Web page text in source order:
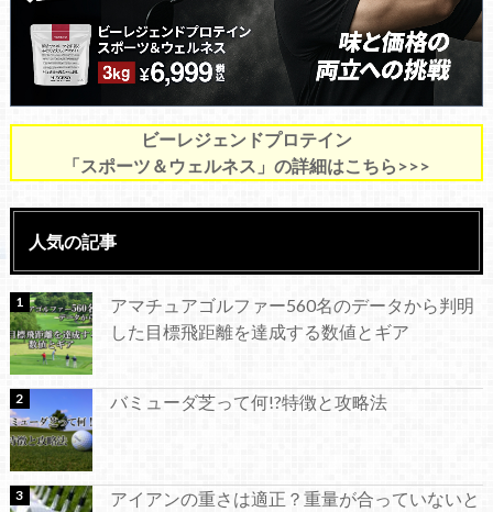
ビーレジェンドプロテイン
「スポーツ＆ウェルネス」の詳細はこちら>>>
人気の記事
アマチュアゴルファー560名のデータから判明
した目標飛距離を達成する数値とギア
バミューダ芝って何!?特徴と攻略法
アイアンの重さは適正？重量が合っていないと